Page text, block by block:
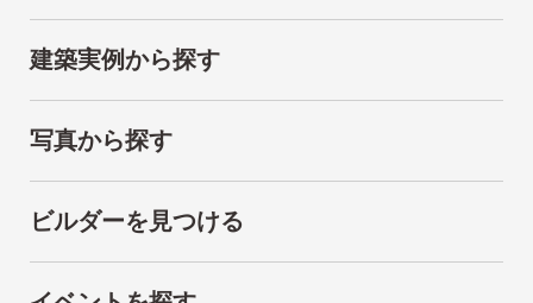
建築実例から探す
写真から探す
ビルダーを見つける